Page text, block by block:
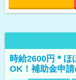
時給2600円＊ほ
OK！補助金申